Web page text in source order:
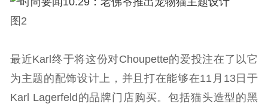
图2
最近Karl终于将这份对Choupette的爱投注在了以它
为主题的配饰设计上，并且打在能够在11月13日于
Karl Lagerfeld的品牌门店购买。包括猫头造型的黑